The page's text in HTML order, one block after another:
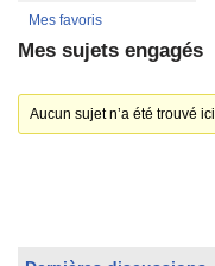
Mes favoris
Mes sujets engagés
Aucun sujet n’a été trouvé ici.